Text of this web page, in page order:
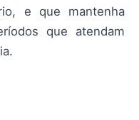
e que mantenha
que atendam